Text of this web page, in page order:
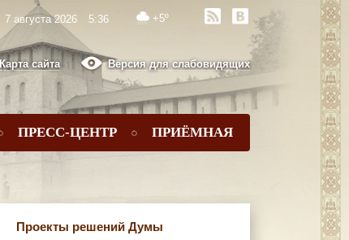
Карта сайта Версия для слабовидящих
7 августа 2026 5:36 +5º
ПРЕСС-ЦЕНТР ПРИЁМНАЯ
Проекты решений Думы